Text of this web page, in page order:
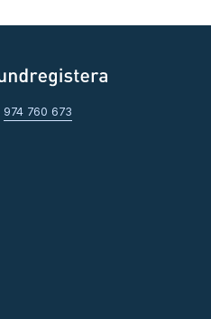
974 760 673